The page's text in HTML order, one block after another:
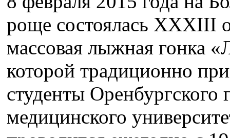
роще состоялась XXXIII
массовая лыжная гонка
которой традиционно
студенты Оренбургского
медицинского